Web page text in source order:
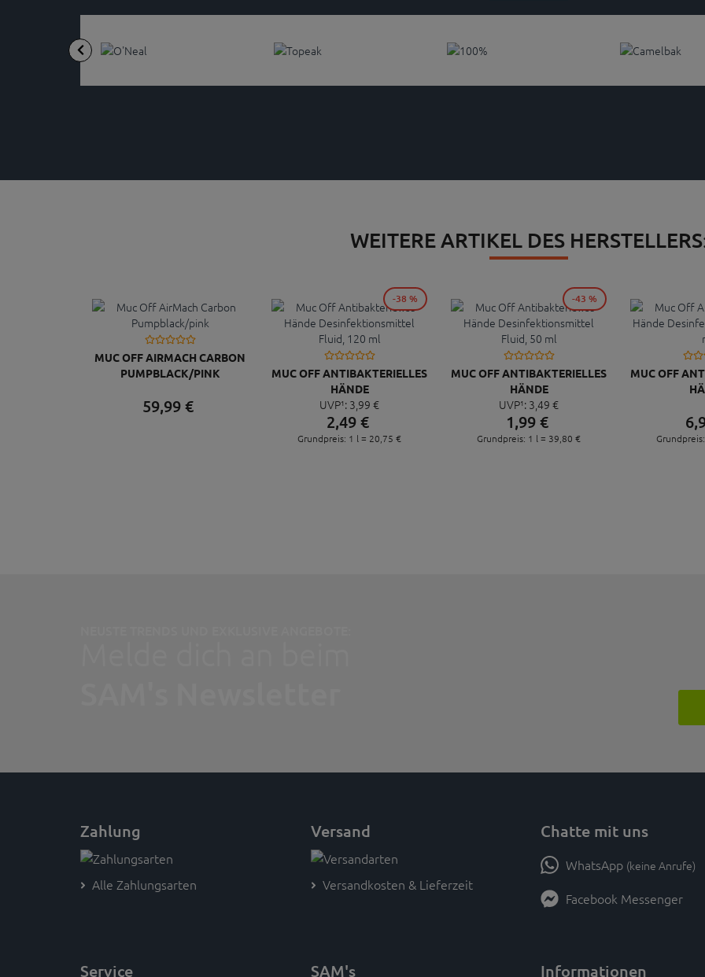
WEITERE ARTIKEL DES
MUC OFF AIRMACH CARBON
PUMPBLACK/PINK
59,99€
MUC OFF ANTIBAKTERIELLES
HÄNDE
DESINFEKTIONSMITTEL
FLUID, 120 ML
UVP¹: 3, 99 €
2,49 €
-38 %
Grundpreis: 1 l = 20, 75 €
MUC OFF ANTIBAKTERIELLES
HÄNDE
DESINFEKTIONSMITTEL
FLUID, 50 ML
UVP¹: 3, 49 €
1,99 €
-43 %
Grundpreis: 1 l = 39, 80 €
MUC OFF
6,
Zahlung
Alle Zahlungsarten
Versand
Versandkosten & Lieferzeit
Chatte mit uns
WhatsApp (keine Anrufe)
Facebook Messenger
Service SAM's Informationen